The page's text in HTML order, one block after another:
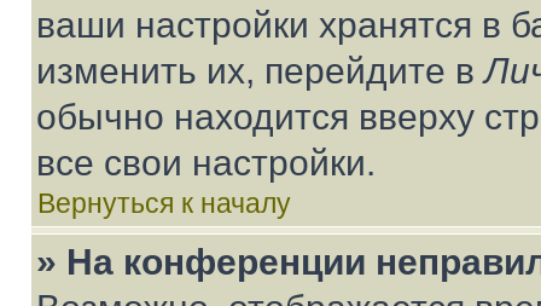
ваши настройки хранятся в
изменить их, перейдите в
обычно находится вверху
все свои настройки.
Вернуться к началу
» На конференции